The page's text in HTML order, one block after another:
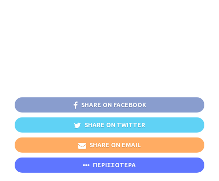
SHARE ON FACEBOOK
SHARE ON TWITTER
SHARE ON EMAIL
ΠΕΡΙΣΣΟΤΕΡΑ